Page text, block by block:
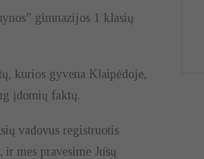
gimnazijos 1 klasių
kurios gyvena Klaipėdoje,
įdomių faktų.
vadovus registruotis
mes pravesime Jūsų